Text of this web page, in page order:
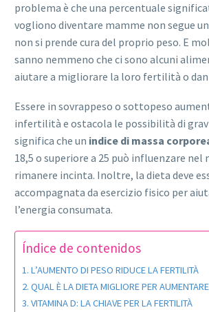
problema è che una percentuale
vogliono diventare mamme non segue
non si prende cura del proprio peso. E
sanno nemmeno che ci sono alcuni
aiutare a migliorare la loro fertilità o
Essere in sovrappeso o sottopeso
infertilità e ostacola le possibilità di
significa che un indice di massa
18,5 o superiore a 25 può influenzare nel
rimanere incinta. Inoltre, la dieta deve
accompagnata da esercizio fisico per
l’energia consumata.
Índice de contenidos
L’AUMENTO DI PESO RIDUCE LA FERTILITÀ
QUAL È LA DIETA MIGLIORE PER
VITAMINA D: LA CHIAVE PER LA FERTILITÀ